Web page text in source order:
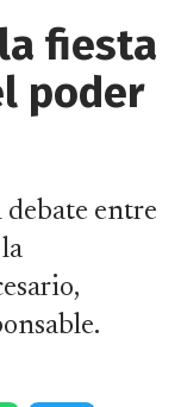
fiesta
poder
debate entre